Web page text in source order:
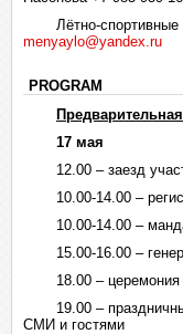
Лётно-
menyaylo@yandex.ru
PROGRAM
17 мая
12.00 – заезд
10.00-14.00 –
10.00-14.00 –
15.00-16.00 –
18.00 – церемония
19.00 –
СМИ и гостями